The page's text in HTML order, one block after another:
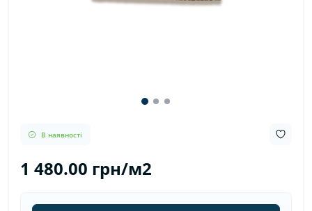
В наявності
1 480.00 грн/м2